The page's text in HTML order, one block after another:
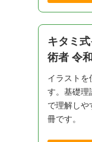
キタミ
術者 令
イラストを
す。基礎理
で理解しや
冊です。